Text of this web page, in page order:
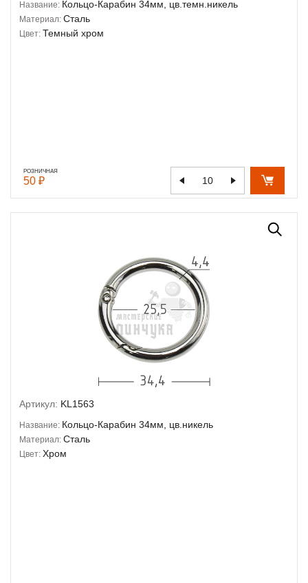
Название: Кольцо-Карабин 34мм, цв.темн.никель
Материал: Сталь
Цвет: Темный хром
РОЗНИЧНАЯ
50 ₽
Артикул: KL1563
Название: Кольцо-Карабин 34мм, цв.никель
Материал: Сталь
Цвет: Хром